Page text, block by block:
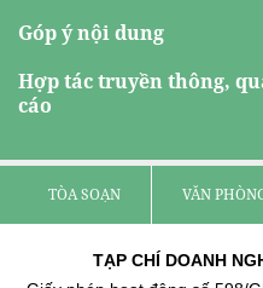
Góp ý nội dung
Hợp tác truyền thông,
cáo
TÒA SOẠN VĂN
TẠP CHÍ DOANH